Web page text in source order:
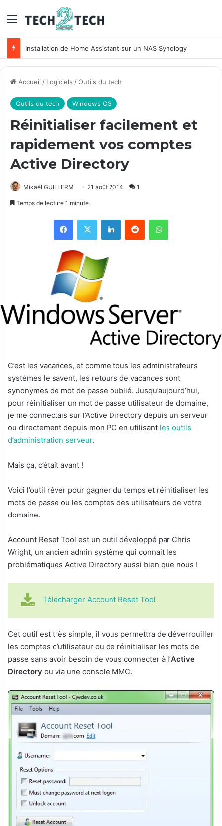
Menu
Installation de Home Assistant sur un NAS Synology
Accueil / Logiciels /Outils du tech
Outils du tech Windows OS
Réinitialiser facilement et
rapidement vos comptes
Active Directory
Mikaël GUILLERM 21 août 2014 1
Temps de lecture 1 minute
C’est les vacances, et comme tous les administrateurs
systèmes le savent, les retours de vacances sont
synonymes de mot de passe oublié. Jusqu’aujourd’hui,
pour réinitialiser un mot de passe utilisateur de domaine,
je me connectais sur l’Active Directory depuis un serveur
ou directement depuis mon PC en utilisant les outils
d’administration serveur.
Mais ça, c’était avant !
Voici l’outil rêver pour gagner du temps et réinitialiser les
mots de passe ou les comptes des utilisateurs de votre
domaine.
Account Reset Tool est un outil développé par Chris
Wright, un ancien admin système qui connait les
problématiques Active Directory aussi bien que nous !
Télécharger Account Reset Tool
Cet outil est très simple, il vous permettra de déverrouiller
les comptes d’utilisateur ou de réinitialiser les mots de
passe sans avoir besoin de vous connecter à l’Active
Directory ou via une console MMC.